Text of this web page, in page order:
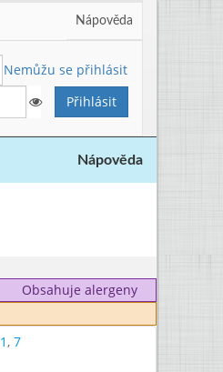
Nápověda
Nemůžu se přihlásit
Nápověda
Obsahuje alergeny
1, 7